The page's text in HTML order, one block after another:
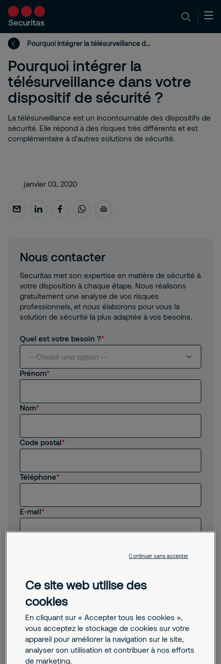
Pourquoi intégrer la télésurveillance dans votre dispositif de sécurité ?
Pourquoi intégrer la
télésurveillance dans votre
dispositif de sécurité ?
La télésurveillance est un incontournable des dispositifs de
sécurité. Elle répond à des risques très différents et est
complémentaire à d’autres solutions de sécurité.
janvier 03, 2020
Nous contacter
Securitas met son expertise en matière de sécurité à
votre disposition à chaque étape. Nous réalisons
gratuitement une analyse de vos risques
professionnels, et nous élaborons pour vous la
solution de sécurité la plus adaptée à vos besoins.
Quel est votre besoin ?
-- Choisir une option --
Je suis client(e) de Securitas
Prénom
Nom
Code postal
Téléphone
E-mail
J'accepte que Securitas m'envoie des actualités,
des informations commerciales et d'autres
propositions pertinentes par e-mail.
En soumettant ce formulaire, vous acceptez le
Ce site web utilise des
cookies
En cliquant sur « Accepter tous les cookies »,
vous acceptez le stockage de cookies sur votre
appareil pour améliorer la navigation sur le site,
analyser son utilisation et contribuer à nos efforts
de marketing.
Continuer sans accepter